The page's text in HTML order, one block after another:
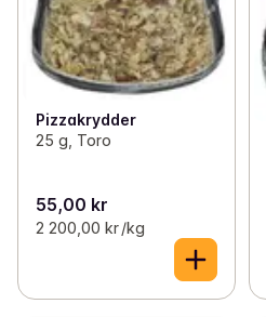
Pizzakrydder
25 g, Toro
55,00 kr
2 200,00 kr /kg